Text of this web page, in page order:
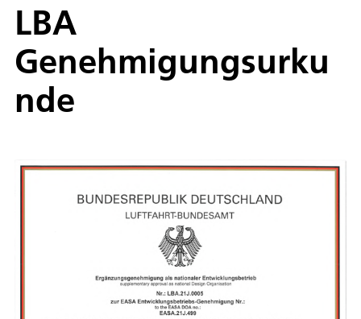
LBA
Genehmigungsurku
nde